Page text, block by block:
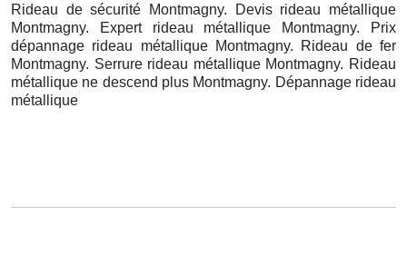
Rideau de sécurité Montmagny. Devis rideau métallique
Montmagny. Expert rideau métallique Montmagny. Prix
dépannage rideau métallique Montmagny. Rideau de fer
Montmagny. Serrure rideau métallique Montmagny. Rideau
métallique ne descend plus Montmagny. Dépannage rideau
métallique